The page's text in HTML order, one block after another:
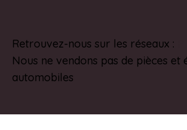
Retrouvez-nous sur les réseaux :
Nous ne vendons pas de pièces et
automobiles